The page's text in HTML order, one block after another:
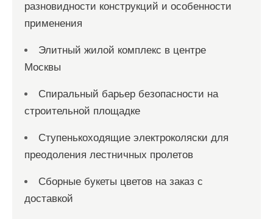
разновидности конструкций и особенности
применения
Элитный жилой комплекс в центре
Москвы
Спиральный барьер безопасности на
строительной площадке
Ступенькоходящие электроколяски для
преодоления лестничных пролетов
Сборные букеты цветов на заказ с
доставкой